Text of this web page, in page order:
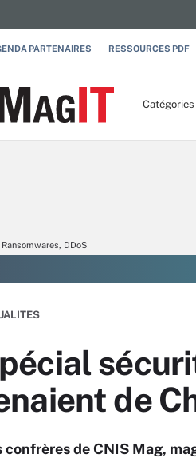
PARTENAIRES RESSOURCES PDF
Catégories
DDoS
de
confrères de CNIS Mag,